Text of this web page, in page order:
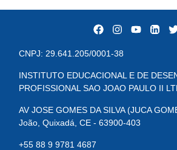
CNPJ: 29.641.205/0001-38
INSTITUTO EDUCACIONAL E DE
PROFISSIONAL SAO JOAO PAULO II
AV JOSE GOMES DA SILVA (JUCA
João, Quixadá, CE - 63900-403
+55 88 9 9781 4687